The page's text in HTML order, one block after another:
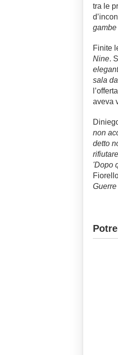
tra le
Finite
Nine.
sala
aveva
non
detto
'Dopo